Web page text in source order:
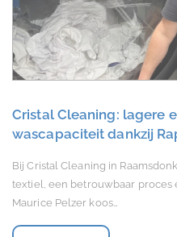
Cristal Cleaning: lagere
wascapaciteit dankzij
Bij Cristal Cleaning in
textiel, een betrouwbaar proces
Maurice Pelzer koos…